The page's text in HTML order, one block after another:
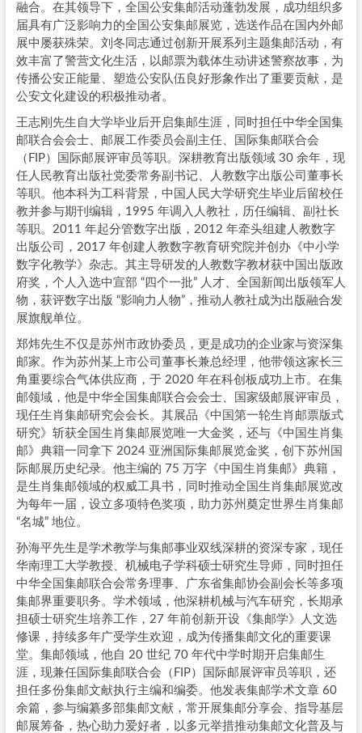
融合。在其领导下，全国公安集邮活动蓬勃发展，成功组织多
届具有广泛影响力的全国公安集邮展览，选送作品在国内外邮
展中屡获殊荣。刘冬同志通过创新开展系列主题集邮活动，有
效丰富了警营文化生活，以邮票为载体生动讲述警察故事，为
传播公安正能量、塑造公安队伍良好形象作出了重要贡献，是
公安文化建设的积极推动者。
王志刚先生自大学毕业后开启集邮生涯，同时担任中华全国集
邮联合会会士、邮展工作委员会副主任、国际集邮联合会
（FIP）国际邮展评审员等职。深耕教育出版领域 30 余年，现
任人民教育出版社党委常务副书记、人教数字出版公司董事长
等职。他本科为工科背景，中国人民大学研究生毕业后留校任
教并参与期刊编辑，1995 年调入人教社，历任编辑、副社长
等职。2011 年起分管数字出版，2012 年牵头组建人教数字
出版公司，2017 年创建人教数字教育研究院并创办《中小学
数字化教学》杂志。其主导研发的人教数字教材获中国出版政
府奖，个人入选中宣部 “四个一批” 人才、全国新闻出版领军人
物，获评数字出版 “影响力人物”，推动人教社成为出版融合发
展旗舰单位。
郑炜先生不仅是苏州市政协委员，更是成功的企业家与资深集
邮家。作为苏州某上市公司董事长兼总经理，他带领这家长三
角重要综合气体供应商，于 2020 年在科创板成功上市。在集
邮领域，他是中华全国集邮联合会会士、国家级邮展评审员，
现任生肖集邮研究会会长。其展品《中国第一轮生肖邮票版式
研究》斩获全国生肖集邮展览唯一大金奖，还与《中国生肖集
邮》典籍一同拿下 2024 亚洲国际集邮展览金奖，创下苏州国
际邮展历史纪录。他主编的 75 万字《中国生肖集邮》典籍，
是生肖集邮领域的权威工具书，同时推动全国生肖集邮展览改
为每年一届，设立多项特色奖项，助力苏州奠定世界生肖集邮
“名城” 地位。
孙海平先生是学术教学与集邮事业双线深耕的资深专家，现任
华南理工大学教授、机械电子学科硕士研究生导师，同时担任
中华全国集邮联合会常务理事、广东省集邮协会副会长等多项
集邮界重要职务。学术领域，他深耕机械与汽车研究，长期承
担硕士研究生培养工作，27 年前创新开设《集邮学》人文选
修课，持续多年广受学生欢迎，成为传播集邮文化的重要课
堂。集邮领域，他自 20 世纪 70 年代中学时期开启集邮生
涯，现兼任国际集邮联合会（FIP）国际邮展评审员等职，还
担任多份集邮文献执行主编和编委。他发表集邮学术文章 60
余篇，参与编纂多部集邮文献，常开展集邮分享会、指导基层
邮展筹备，热心助力爱好者，以多元举措推动集邮文化普及与